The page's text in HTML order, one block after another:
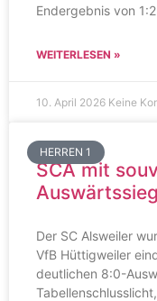
Endergebnis von
WEITERLESEN »
10. April 2026 Keine
HERREN 1
SCA mit
Der SC Alsweiler
VfB Hüttigweiler
deutlichen 8:0-